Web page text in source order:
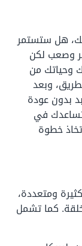
هل ستستمر
وصعب لكن
وحياتك من
وبعد
بدون عودة
تساعدك في
خطوة
ومتعددة،
كما تشمل